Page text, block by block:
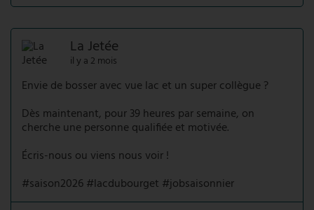
La Jetée
il y a 2 mois
Envie de bosser avec vue lac et un super collègue ?
Dès maintenant, pour 39 heures par semaine, on
cherche une personne qualifiée et motivée.
Écris-nous ou viens nous voir !
#saison2026 #lacdubourget #jobsaisonnier